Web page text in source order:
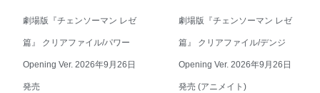
劇場版『チェンソーマン レゼ
篇』 クリアファイル/パワー
Opening Ver. 2026年9月26日
発売
劇場版『チェンソーマン レゼ
篇』 クリアファイル/デンジ
Opening Ver. 2026年9月26日
発売 (アニメイト)